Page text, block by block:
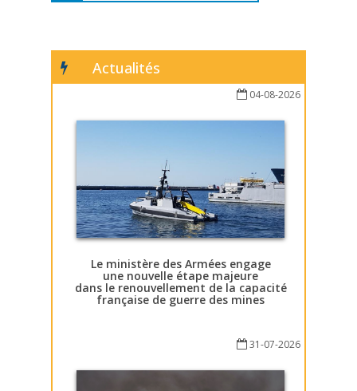
Actualités
04-08-2026
Le ministère des Armées engage
une nouvelle étape majeure
dans le renouvellement de la capacité
française de guerre des mines
31-07-2026